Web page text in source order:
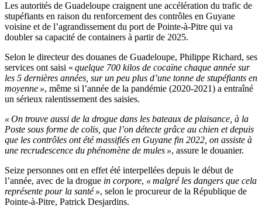
Les autorités de Guadeloupe craignent une accélération du trafic de
stupéfiants en raison du renforcement des contrôles en Guyane
voisine et de l’agrandissement du port de Pointe-à-Pitre qui va
doubler sa capacité de containers à partir de 2025.
Selon le directeur des douanes de Guadeloupe, Philippe Richard, ses
services ont saisi « quelque 700 kilos de cocaïne chaque année sur
les 5 dernières années, sur un peu plus d’une tonne de stupéfiants en
moyenne », même si l’année de la pandémie (2020-2021) a entraîné
un sérieux ralentissement des saisies.
« On trouve aussi de la drogue dans les bateaux de plaisance, à la
Poste sous forme de colis, que l’on détecte grâce au chien et depuis
que les contrôles ont été massifiés en Guyane fin 2022, on assiste à
une recrudescence du phénomène de mules », assure le douanier.
Seize personnes ont en effet été interpellées depuis le début de
l’année, avec de la drogue in corpore, « malgré les dangers que cela
représente pour la santé », selon le procureur de la République de
Pointe-à-Pitre, Patrick Desjardins.